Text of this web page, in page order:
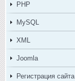
PHP
MySQL
XML
Joomla
Регистрация сайта